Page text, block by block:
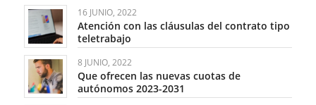
16 JUNIO, 2022
Atención con las cláusulas del contrato tipo
teletrabajo
8 JUNIO, 2022
Que ofrecen las nuevas cuotas de
autónomos 2023-2031